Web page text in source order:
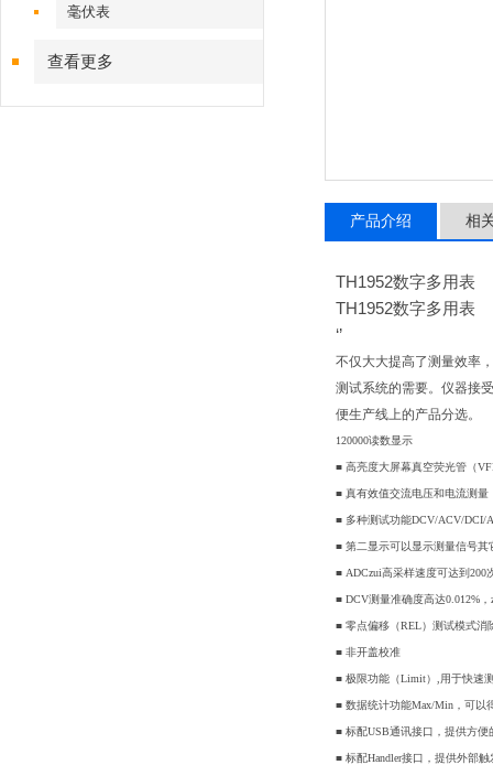
毫伏表
查看更多
产品介绍 相
TH1952数字多用表
TH1952数字多用表
‘’
不仅大大提高了测量效率
测试系统的需要。仪器接
便生产线上的产品分选。
120000读数显示
■ 高亮度大屏幕真空荧光管（
■ 真有效值交流电压和电流测量
■ 多种测试功能DCV/ACV/DCI/
■ 第二显示可以显示测量信号其
■ ADCzui高采样速度可达到200
■ DCV测量准确度高达0.012%
■ 零点偏移（REL）测试模式消
■ 非开盖校准
■ 极限功能（Limit）,用于快速
■ 数据统计功能Max/Min，可以
■ 标配USB通讯接口，提供方便
■ 标配Handler接口，提供外部